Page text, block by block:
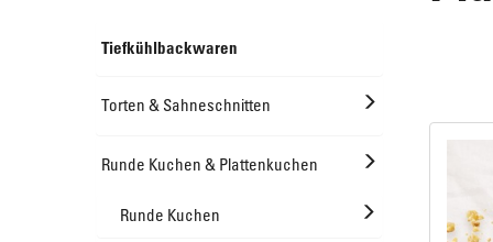
Offeneis
Runde Kuchen & Plattenkuchen
Süßes Kleingebäck
Tiefkühlbackwaren
Torten & Sahneschnitten
Runde Kuchen & Plattenkuchen
Runde Kuchen